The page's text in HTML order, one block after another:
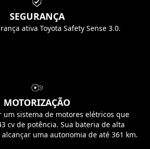
SEGURANÇA
ativa Toyota Safety Sense 3.0.
MOTORIZAÇÃO
sistema de motores elétricos que
cv de potência. Sua bateria de alta
uma autonomia de até 361 km.